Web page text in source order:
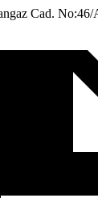
Cad.